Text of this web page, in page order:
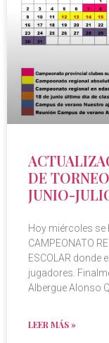
DE
JUNIO-
Hoy miércoles se
CAMPEONATO
ESCOLAR donde
jugadores.
Albergue Alonso
LEER MÁS »